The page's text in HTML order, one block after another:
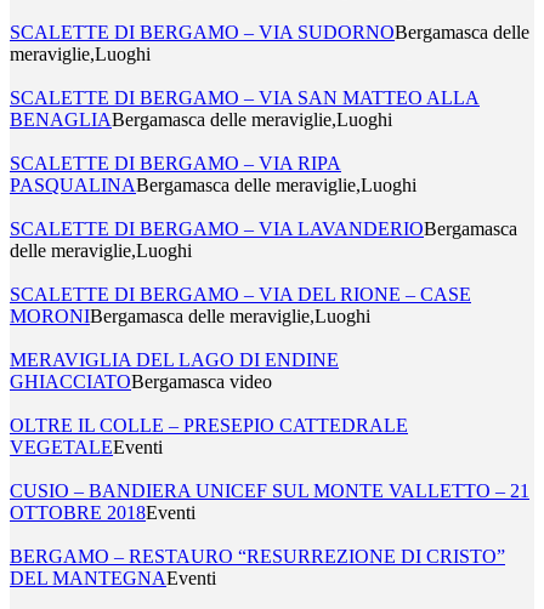
SCALETTE DI BERGAMO – VIA SUDORNOBergamasca delle
meraviglie,Luoghi
SCALETTE DI BERGAMO – VIA SAN MATTEO ALLA
BENAGLIABergamasca delle meraviglie,Luoghi
SCALETTE DI BERGAMO – VIA RIPA
PASQUALINABergamasca delle meraviglie,Luoghi
SCALETTE DI BERGAMO – VIA LAVANDERIOBergamasca
delle meraviglie,Luoghi
SCALETTE DI BERGAMO – VIA DEL RIONE – CASE
MORONIBergamasca delle meraviglie,Luoghi
MERAVIGLIA DEL LAGO DI ENDINE
GHIACCIATOBergamasca video
OLTRE IL COLLE – PRESEPIO CATTEDRALE
VEGETALEEventi
CUSIO – BANDIERA UNICEF SUL MONTE VALLETTO – 21
OTTOBRE 2018Eventi
BERGAMO – RESTAURO “RESURREZIONE DI CRISTO”
DEL MANTEGNAEventi